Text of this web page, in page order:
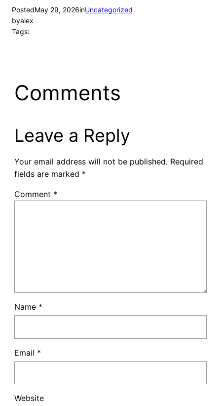
PostedMay 29, 2026inUncategorized
byalex
Tags:
Comments
Leave a Reply
Your email address will not be published. Required
fields are marked *
Comment *
Name *
Email *
Website